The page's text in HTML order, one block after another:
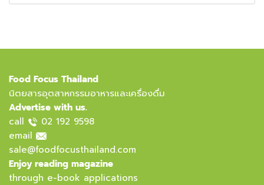
Food Focus Thailand
นิตยสารอุตสาหกรรมอาหารและเครื่องดื่ม
Advertise with us.
call
02 192 9598
email
sale@foodfocusthailand.com
Enjoy reading magazine
through e-book applications